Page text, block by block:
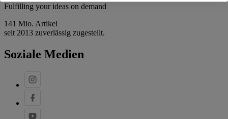
Fulfilling your ideas on demand
141 Mio. Artikel
seit 2013 zuverlässig zugestellt.
Soziale Medien